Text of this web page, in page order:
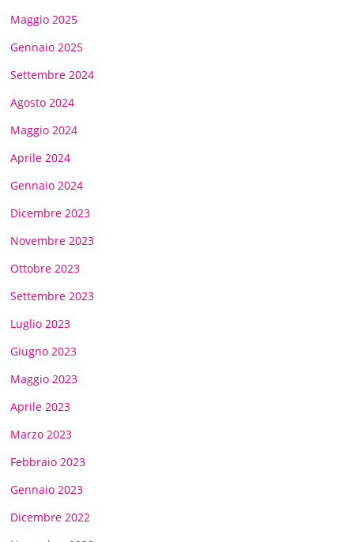
Maggio 2025
Gennaio 2025
Settembre 2024
Agosto 2024
Maggio 2024
Aprile 2024
Gennaio 2024
Dicembre 2023
Novembre 2023
Ottobre 2023
Settembre 2023
Luglio 2023
Giugno 2023
Maggio 2023
Aprile 2023
Marzo 2023
Febbraio 2023
Gennaio 2023
Dicembre 2022